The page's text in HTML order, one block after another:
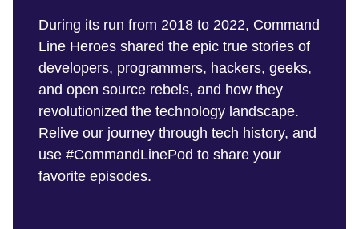
During its run from 2018 to 2022, Command
Line Heroes shared the epic true stories of
developers, programmers, hackers, geeks,
and open source rebels, and how they
revolutionized the technology landscape.
Relive our journey through tech history, and
use #CommandLinePod to share your
favorite episodes.